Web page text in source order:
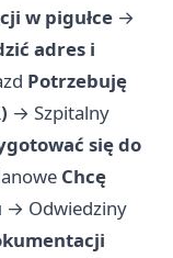
w pigułce →
adres i
Potrzebuję
→ Szpitalny
się do
Chcę
→ Odwiedziny